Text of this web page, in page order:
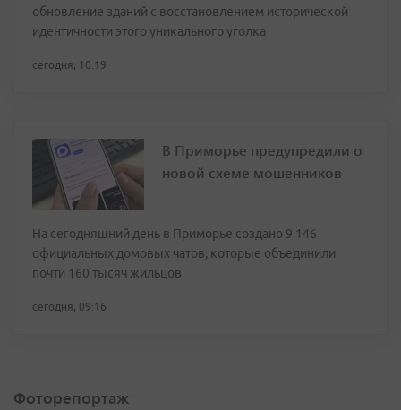
обновление зданий с восстановлением исторической
идентичности этого уникального уголка
сегодня, 10:19
В Приморье предупредили о
новой схеме мошенников
На сегодняшний день в Приморье создано 9 146
официальных домовых чатов, которые объединили
почти 160 тысяч жильцов
сегодня, 09:16
Фоторепортаж